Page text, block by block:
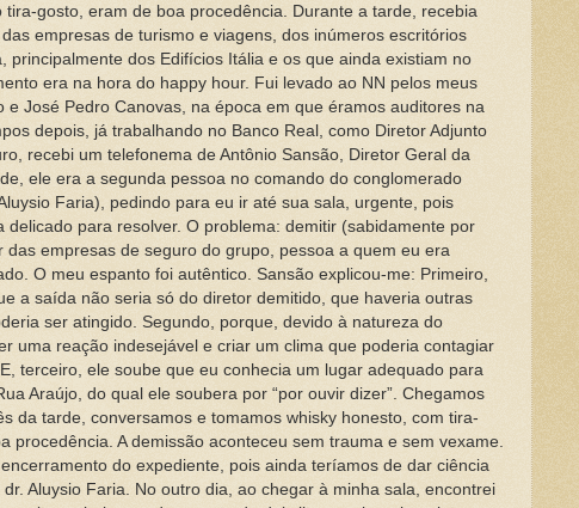
tira-gosto, eram de boa procedência. Durante a tarde, recebia
empresas de turismo e viagens, dos inúmeros escritórios
principalmente dos Edifícios Itália e os que ainda existiam no
era na hora do happy hour. Fui levado ao NN pelos meus
e José Pedro Canovas, na época em que éramos auditores na
depois, já trabalhando no Banco Real, como Diretor Adjunto
recebi um telefonema de Antônio Sansão, Diretor Geral da
ele era a segunda pessoa no comando do conglomerado
Faria), pedindo para eu ir até sua sala, urgente, pois
delicado para resolver. O problema: demitir (sabidamente por
das empresas de seguro do grupo, pessoa a quem eu era
O meu espanto foi autêntico. Sansão explicou-me: Primeiro,
a saída não seria só do diretor demitido, que haveria outras
ser atingido. Segundo, porque, devido à natureza do
uma reação indesejável e criar um clima que poderia contagiar
terceiro, ele soube que eu conhecia um lugar adequado para
Araújo, do qual ele soubera por “por ouvir dizer”. Chegamos
da tarde, conversamos e tomamos whisky honesto, com tira-
procedência. A demissão aconteceu sem trauma e sem vexame.
do expediente, pois ainda teríamos de dar ciência
Aluysio Faria. No outro dia, ao chegar à minha sala, encontrei